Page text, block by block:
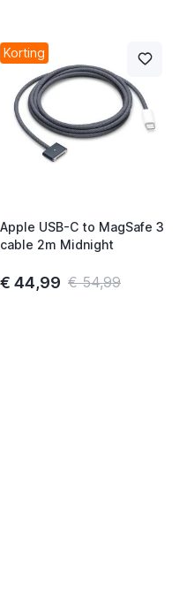
Korting
Apple USB-C to MagSafe 3
cable 2m Midnight
€ 44,99 € 54,99